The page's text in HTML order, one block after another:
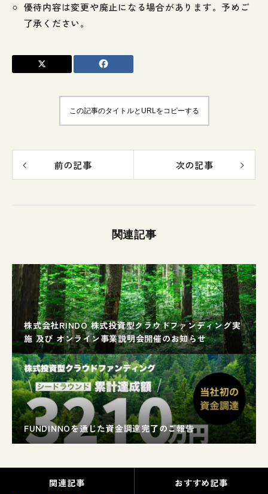
優待内容は変更や廃止になる場合があります。予めご
了承ください。
この記事のタイトルとURLをコピーする
前の記事 次の記事
関連記事
株式会社RINDO 株式投資型クラウドファンディング実
施 及び オンライン事業説明会開催のお知らせ
FUNDINNOを通じた資金調達完了のご報告
関連記事 おすすめ記事